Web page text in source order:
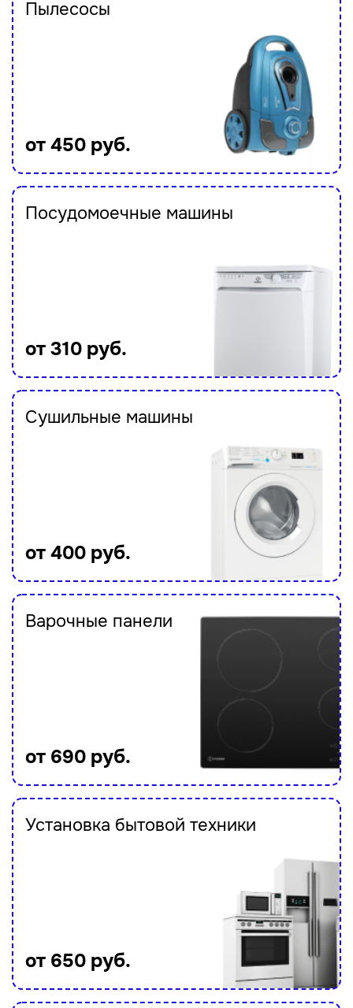
Пылесосы
от 450 руб.
Посудомоечные машины
от 310 руб.
Сушильные машины
от 400 руб.
Варочные панели
от 690 руб.
Установка бытовой техники
от 650 руб.